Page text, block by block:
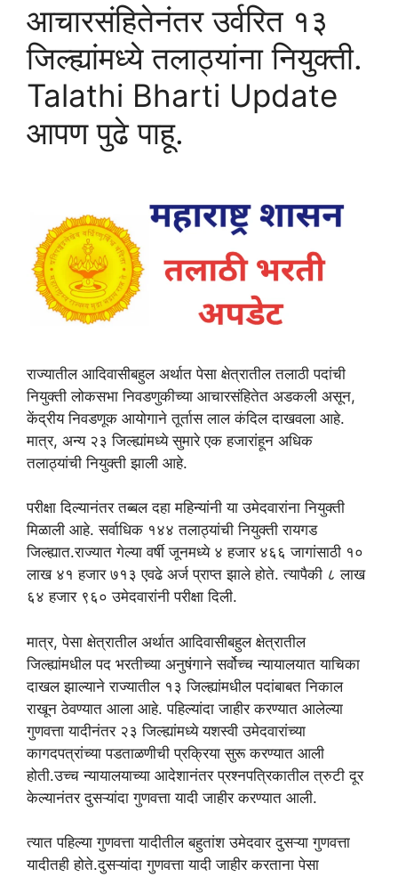
आचारसंहितेनंतर उर्वरित १३
जिल्ह्यांमध्ये तलाठ्यांना नियुक्ती.
Talathi Bharti Update
आपण पुढे पाहू.
राज्यातील आदिवासीबहुल अर्थात पेसा क्षेत्रातील तलाठी पदांची
नियुक्ती लोकसभा निवडणुकीच्या आचारसंहितेत अडकली असून,
केंद्रीय निवडणूक आयोगाने तूर्तास लाल कंदिल दाखवला आहे.
मात्र, अन्य २३ जिल्ह्यांमध्ये सुमारे एक हजारांहून अधिक
तलाठ्यांची नियुक्ती झाली आहे.
परीक्षा दिल्यानंतर तब्बल दहा महिन्यांनी या उमेदवारांना नियुक्ती
मिळाली आहे. सर्वाधिक १४४ तलाठ्यांची नियुक्ती रायगड
जिल्ह्यात.राज्यात गेल्या वर्षी जूनमध्ये ४ हजार ४६६ जागांसाठी १०
लाख ४१ हजार ७१३ एवढे अर्ज प्राप्त झाले होते. त्यापैकी ८ लाख
६४ हजार ९६० उमेदवारांनी परीक्षा दिली.
मात्र, पेसा क्षेत्रातील अर्थात आदिवासीबहुल क्षेत्रातील
जिल्ह्यांमधील पद भरतीच्या अनुषंगाने सर्वोच्च न्यायालयात याचिका
दाखल झाल्याने राज्यातील १३ जिल्ह्यांमधील पदांबाबत निकाल
राखून ठेवण्यात आला आहे. पहिल्यांदा जाहीर करण्यात आलेल्या
गुणवत्ता यादीनंतर २३ जिल्ह्यांमध्ये यशस्वी उमेदवारांच्या
कागदपत्रांच्या पडताळणीची प्रक्रिया सुरू करण्यात आली
होती.उच्च न्यायालयाच्या आदेशानंतर प्रश्नपत्रिकातील त्रुटी दूर
केल्यानंतर दुसऱ्यांदा गुणवत्ता यादी जाहीर करण्यात आली.
त्यात पहिल्या गुणवत्ता यादीतील बहुतांश उमेदवार दुसऱ्या गुणवत्ता
यादीतही होते.दुसऱ्यांदा गुणवत्ता यादी जाहीर करताना पेसा